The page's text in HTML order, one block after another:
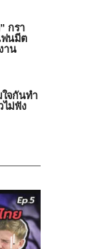
กรา
ฟนมีต
าน
ใจกันทำ
ไม่ฟัง